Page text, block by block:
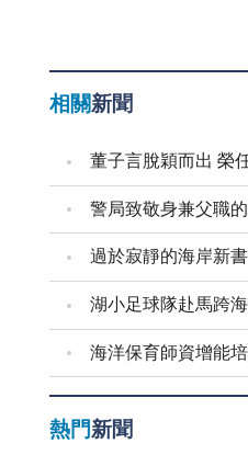
相關新聞
董子言脫穎而出 榮
警局致敬身兼父職
熱門新聞